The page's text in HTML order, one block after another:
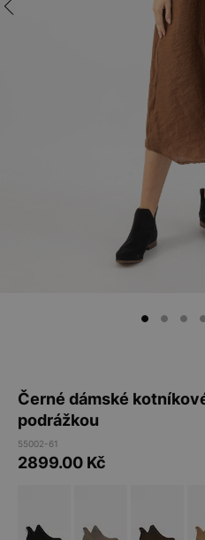
Černé dámské
podrážkou
55002-61
2899.00 Kč